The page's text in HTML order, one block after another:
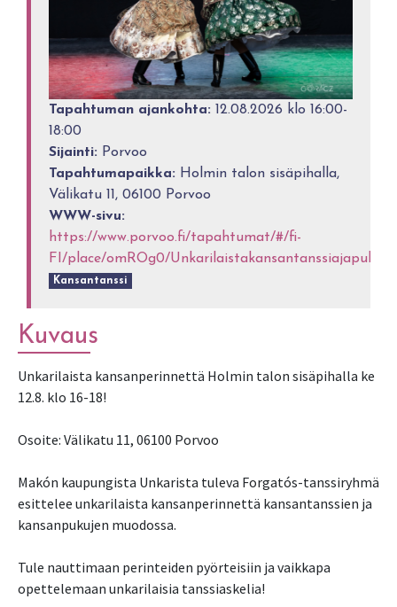
Tapahtuman ajankohta: 12.08.2026 klo 16:00-
18:00
Sijainti: Porvoo
Tapahtumapaikka: Holmin talon sisäpihalla,
Välikatu 11, 06100 Porvoo
WWW-sivu:
https://www.porvoo.fi/tapahtumat/#/fi-
FI/place/omROg0/Unkarilaistakansantanssiajapukuja
Kansantanssi
Kuvaus
Unkarilaista kansanperinnettä Holmin talon sisäpihalla ke
12.8. klo 16-18!
Osoite: Välikatu 11, 06100 Porvoo
Makón kaupungista Unkarista tuleva Forgatós-tanssiryhmä
esittelee unkarilaista kansanperinnettä kansantanssien ja
kansanpukujen muodossa.
Tule nauttimaan perinteiden pyörteisiin ja vaikkapa
opettelemaan unkarilaisia tanssiaskelia!